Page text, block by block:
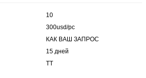
10
300usd/pc
КАК ВАШ ЗАПРОС
15 дней
ТТ